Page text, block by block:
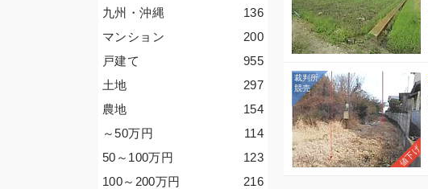
値下げ
136
九州・沖縄
200
マンション
955
戸建て
297
土地
154
農地
114
～50万円
123
50～100万円
216
100～200万円